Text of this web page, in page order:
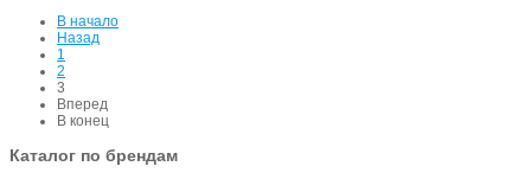
В начало
Назад
1
2
3
Вперед
В конец
Каталог по брендам